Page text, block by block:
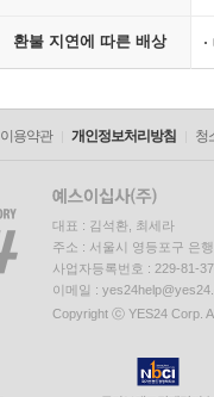
환불 지연에 따른 배상
이용약관 개인정보처리방침 청
대표 : 김석환, 최세라
주소 : 서울시 영등포구 은
사업자등록번호 : 229-81-
이메일 :
Copyright ⓒ YES24 Corp.